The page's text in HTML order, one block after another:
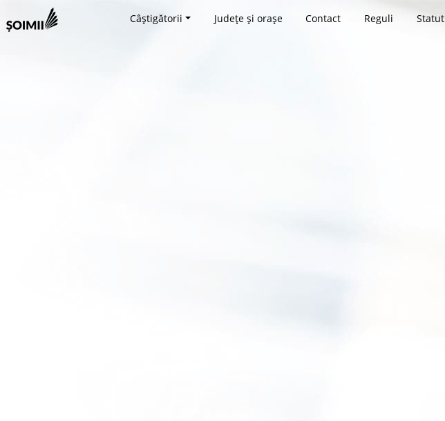
Câștigătorii Județe și orașe Contact Reguli Statut